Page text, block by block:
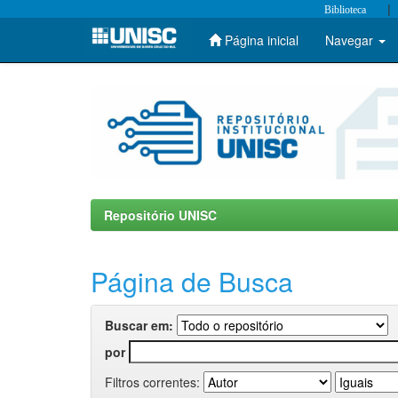
Skip
Biblioteca |
Página inicial Navegar
Repositório UNISC
Página de Busca
Buscar em:
por
Filtros correntes: